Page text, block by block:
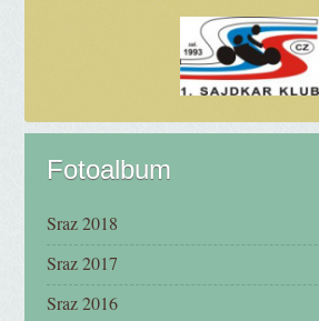
Fotoalbum
Sraz 2018
Sraz 2017
Sraz 2016